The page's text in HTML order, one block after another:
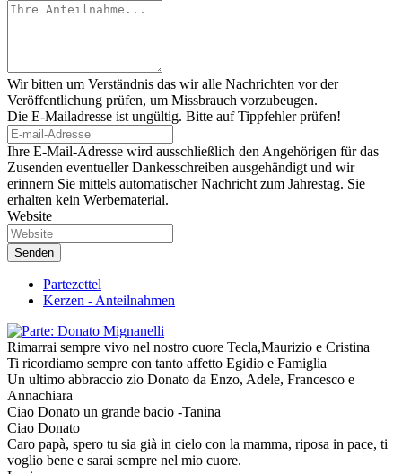
Wir bitten um Verständnis das wir alle Nachrichten vor der
Veröffentlichung prüfen, um Missbrauch vorzubeugen.
Die E-Mailadresse ist ungültig. Bitte auf Tippfehler prüfen!
Ihre E-Mail-Adresse wird ausschließlich den Angehörigen für das
Zusenden eventueller Dankesschreiben ausgehändigt und wir
erinnern Sie mittels automatischer Nachricht zum Jahrestag. Sie
erhalten kein Werbematerial.
Website
Partezettel
Kerzen - Anteilnahmen
Rimarrai sempre vivo nel nostro cuore Tecla,Maurizio e Cristina
Ti ricordiamo sempre con tanto affetto Egidio e Famiglia
Un ultimo abbraccio zio Donato da Enzo, Adele, Francesco e
Annachiara
Ciao Donato un grande bacio -Tanina
Ciao Donato
Caro papà, spero tu sia già in cielo con la mamma, riposa in pace, ti
voglio bene e sarai sempre nel mio cuore.